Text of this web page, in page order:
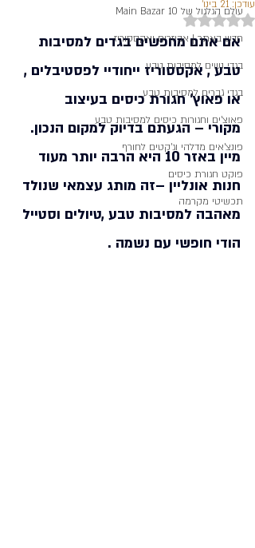
עולם הגלגול של Main Bazar 10
חדש באתר | אביזרים ואקססוריז
בגדי נשים למסיבות טבע
בגדי גברים למסיבות טבע
פאוצ'ים וחגורות כיסים למסיבות טבע
פונצ'אים מדלהי וג'קטים לחורף
פוקט חגורת כיסים
תכשיטי מקרמה
עודכן: 21 בינו׳
דירוג של NaN מתוך 5 כוכבים
אם אתם מחפשים בגדים למסיבות
טבע , אקססוריז ייחודיי לפסטיבלים ,
או פאוץ' חגורת כיסים בעיצוב
מקורי – הגעתם בדיוק למקום הנכון.
מיין באזר 10 היא הרבה יותר מעוד
חנות אונליין –זה מותג עצמאי שנולד
מאהבה למסיבות טבע ,טיולים וסטייל
הודי חופשי עם נשמה .